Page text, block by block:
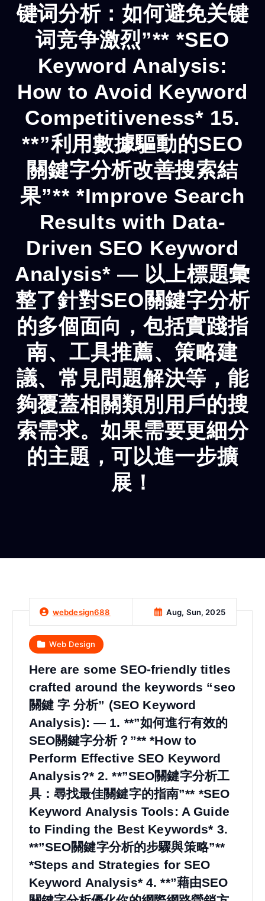
键词分析：如何避免关键
词竞争激烈”** *SEO
Keyword Analysis:
How to Avoid Keyword
Competitiveness* 15.
**”利用數據驅動的SEO
關鍵字分析改善搜索結
果”** *Improve Search
Results with Data-
Driven SEO Keyword
Analysis* — 以上標題彙
整了針對SEO關鍵字分析
的多個面向，包括實踐指
南、工具推薦、策略建
議、常見問題解決等，能
夠覆蓋相關類別用戶的搜
索需求。如果需要更細分
的主題，可以進一步擴
展！
webdesign688 Aug, Sun, 2025
Web Design
Here are some SEO-friendly titles
crafted around the keywords “seo
關鍵 字 分析” (SEO Keyword
Analysis): — 1. **”如何進行有效的
SEO關鍵字分析？”** *How to
Perform Effective SEO Keyword
Analysis?* 2. **”SEO關鍵字分析工
具：尋找最佳關鍵字的指南”** *SEO
Keyword Analysis Tools: A Guide
to Finding the Best Keywords* 3.
**”SEO關鍵字分析的步驟與策略”**
*Steps and Strategies for SEO
Keyword Analysis* 4. **”藉由SEO